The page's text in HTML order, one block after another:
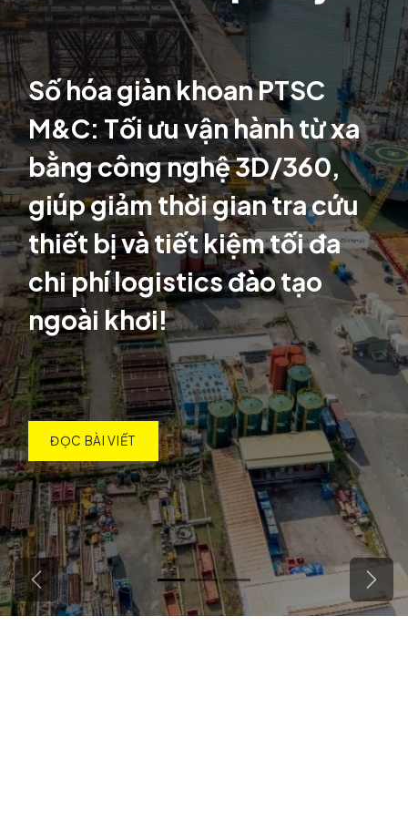
Số hóa giàn khoan PTSC
M&C: Tối ưu vận hành từ xa
bằng công nghệ 3D/360,
giúp giảm thời gian tra cứu
thiết bị và tiết kiệm tối đa
chi phí logistics đào tạo
ngoài khơi!
ĐỌC BÀI VIẾT
Trước Tiếp